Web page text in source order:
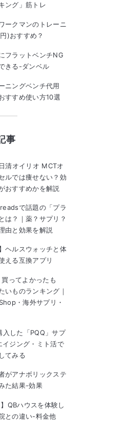
ング」筋トレ
ークマンのトレーニ
)おすすめ？
フラットベンチNG
きる-ダンベル
ニングベンチ代用
すすめ使い方10選
事
清オイリオ MCTオ
ルでは痩せない？効
おすすめかを解説
で話題の「プラ
は？｜薬？サプリ？
由と効果を解説
ヘルスウォッチと体
える互換アプリ
買ってよかったも
いものランキング｜
・海外サプリ・
入した「PQQ」サプ
イジング・ミト活で
てみる
がアナボリックステ
た結果-効果
QBハウスを体験し
との違い-料金他